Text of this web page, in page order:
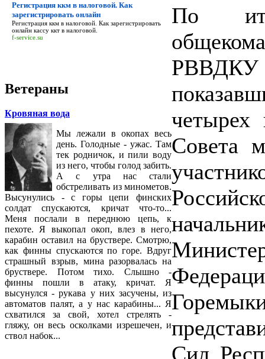
Регистрация ккм в налоговой. Как
зарегистрировать онлайн
Регистрация ккм в налоговой. Как зарегистрировать
онлайнкассу ккт в налоговой.
f-service.su
Ветераны
Кровяная вода
Мы лежали в окопах весь
день. Голодные - ужас. Там
тек родничок, и пили воду
из него, чтобы голод забить.
А с утра нас стали
обстреливать из минометов.
Высунулись - с горы цепи финских
солдат спускаются, кричат что-то...
Меня послали в переднюю цепь, к
пехоте. Я выкопал окоп, влез в него,
карабин оставил на бруствере. Смотрю,
как финны спускаются по горе. Вдруг
страшный взрыв, мина разорвалась на
бруствере. Потом тихо. Слышно -
финны пошли в атаку, кричат. Я
высунулся - рукава у них засучены, из
автоматов палят, а у нас карабины... Я
схватился за свой, хотел стрелять -
гляжу, он весь осколками изрешечен, и
ствол набок...
По
четырех
Совета
Сил